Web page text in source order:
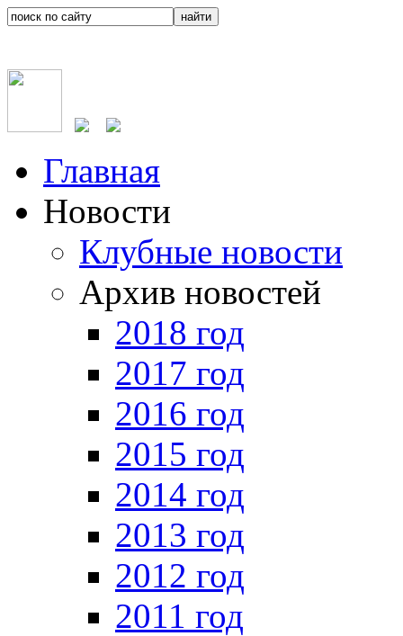
Главная
Новости
Клубные новости
Архив новостей
2018 год
2017 год
2016 год
2015 год
2014 год
2013 год
2012 год
2011 год